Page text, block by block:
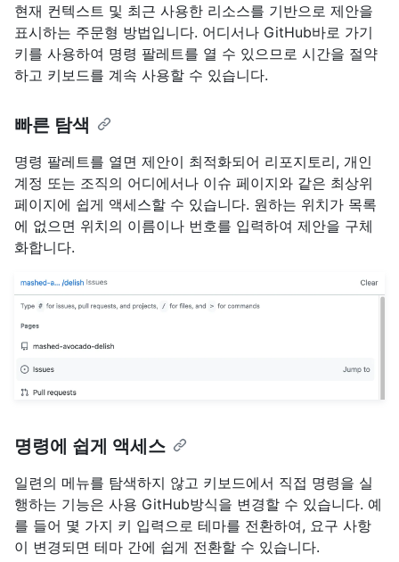
현재 컨텍스트 및 최근 사용한 리소스를 기반으로 제안을
표시하는 주문형 방법입니다. 어디서나 GitHub바로 가기
키를 사용하여 명령 팔레트를 열 수 있으므로 시간을 절약
하고 키보드를 계속 사용할 수 있습니다.
빠른 탐색
명령 팔레트를 열면 제안이 최적화되어 리포지토리, 개인
계정 또는 조직의 어디에서나 이슈 페이지와 같은 최상위
페이지에 쉽게 액세스할 수 있습니다. 원하는 위치가 목록
에 없으면 위치의 이름이나 번호를 입력하여 제안을 구체
화합니다.
명령에 쉽게 액세스
일련의 메뉴를 탐색하지 않고 키보드에서 직접 명령을 실
행하는 기능은 사용 GitHub방식을 변경할 수 있습니다. 예
를 들어 몇 가지 키 입력으로 테마를 전환하여, 요구 사항
이 변경되면 테마 간에 쉽게 전환할 수 있습니다.